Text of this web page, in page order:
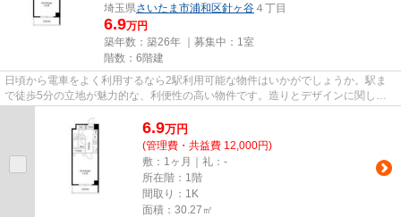
埼玉県さいたま市浦和区針ヶ谷 ４丁目
6.9万円
築年数：築26年 ｜募集中： 1室
階数：6階建
日頃から電車をよく利用するなら2駅利用可能な物件はいかがでしょうか。駅ま
で徒歩5分の立地が魅力的な、利便性の高い物件です。造りとデザインに関し
6.9万円
(管理費・共益費 12,000円)
敷：1ヶ月｜礼：-
所在階：1階
間取り：1K
面積：30.27㎡